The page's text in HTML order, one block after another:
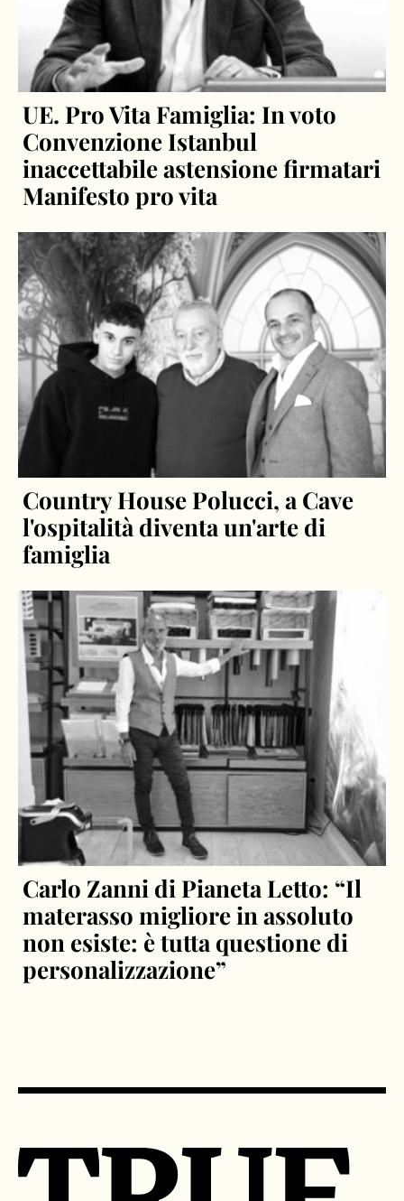
UE. Pro Vita Famiglia: In voto
Convenzione Istanbul
inaccettabile astensione firmatari
Manifesto pro vita
Country House Polucci, a Cave
l'ospitalità diventa un'arte di
famiglia
Carlo Zanni di Pianeta Letto: “Il
materasso migliore in assoluto
non esiste: è tutta questione di
personalizzazione”